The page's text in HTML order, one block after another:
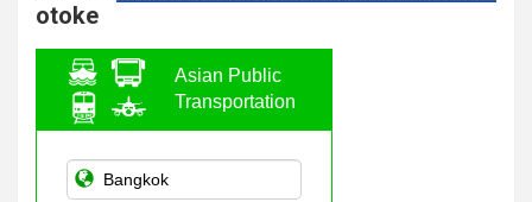
otoke
Asian Public
Transportation